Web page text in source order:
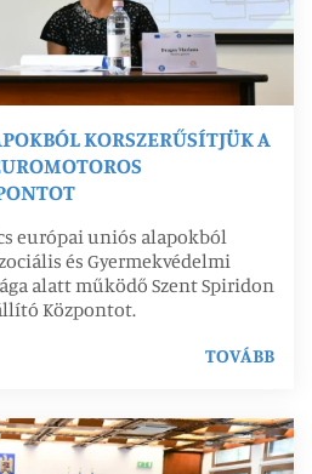
KORSZERŰSÍTJÜK A
európai uniós alapokból
és Gyermekvédelmi
alatt működő Szent Spiridon
Központot.
TOVÁBB